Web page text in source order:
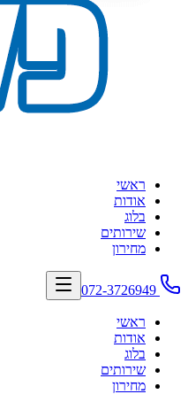
ראשי
אודות
בלוג
שירותים
מחירון
ראשי
אודות
בלוג
שירותים
מחירון